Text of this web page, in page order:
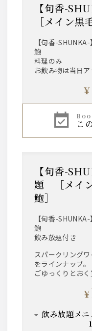
【旬香-SHUNKA-】料理のみ
［メイン黒
【旬香-
鮑
料理のみ
お飲み物は当日
¥
【旬香-SHUNKA-】＋純飲み放
題 ［メイ
鮑］
【旬香-
鮑
飲み放題付き
スパークリング
をラインナップ。
ごゆっくりとおく
¥
飲み放題メ